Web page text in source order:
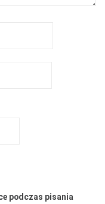
podczas pisania